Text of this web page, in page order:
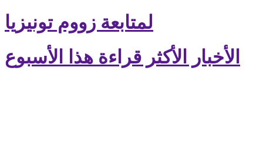
لمتابعة زووم تونيزيا
الأخبار الأكثر قراءة هذا الأسبوع